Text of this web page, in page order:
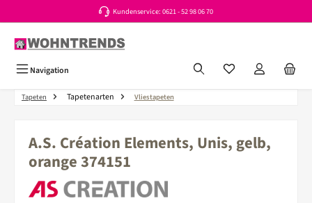
Kundenservice: 0621 - 52 98 06 70
Navigation Du hast 0 Produkte
Tapeten Tapetenarten Vliestapeten
A.S. Création Elements, Unis, gelb,
orange 374151